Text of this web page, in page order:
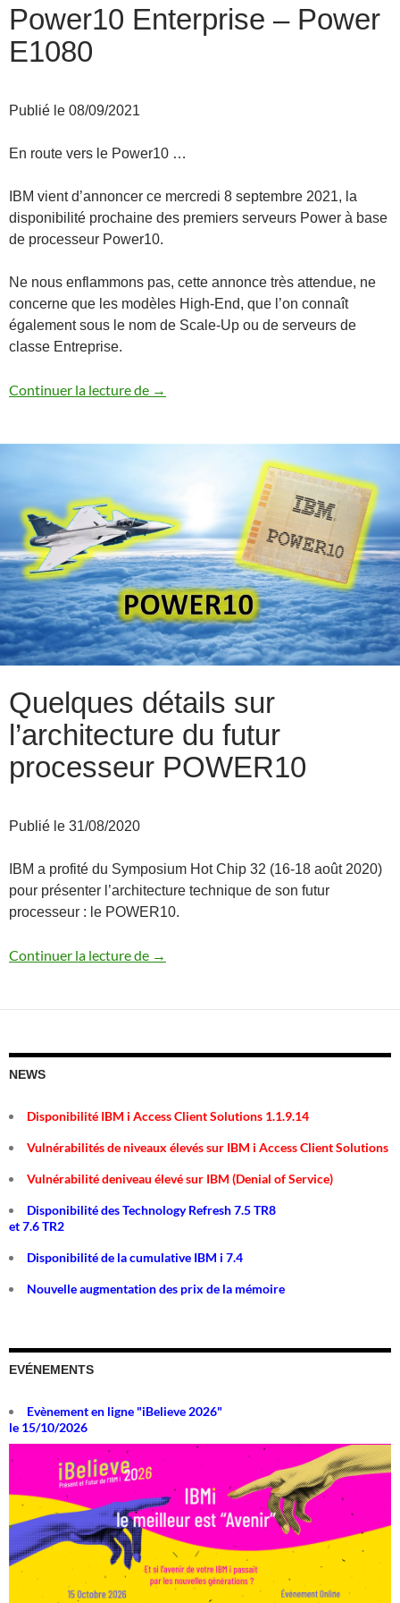
Power10 Enterprise – Power
E1080
Publié le 08/09/2021
En route vers le Power10 …
IBM vient d’annoncer ce mercredi 8 septembre 2021, la
disponibilité prochaine des premiers serveurs Power à base
de processeur Power10.
Ne nous enflammons pas, cette annonce très attendue, ne
concerne que les modèles High-End, que l’on connaît
également sous le nom de Scale-Up ou de serveurs de
classe Entreprise.
Continuer la lecture de Annonce des serveurs Power10
→
Quelques détails sur
l’architecture du futur
processeur POWER10
Publié le 31/08/2020
IBM a profité du Symposium Hot Chip 32 (16-18 août 2020)
pour présenter l’architecture technique de son futur
processeur : le POWER10.
Continuer la lecture de Quelques détails sur l’architecture du
→
NEWS
Disponibilité IBM i Access Client Solutions 1.1.9.14
Vulnérabilités de niveaux élevés sur IBM i Access Client Solutions
Vulnérabilité deniveau élevé sur IBM (Denial of Service)
Disponibilité des Technology Refresh 7.5 TR8
et 7.6 TR2
Disponibilité de la cumulative IBM i 7.4
Nouvelle augmentation des prix de la mémoire
EVÉNEMENTS
Evènement en ligne "iBelieve 2026"
le 15/10/2026